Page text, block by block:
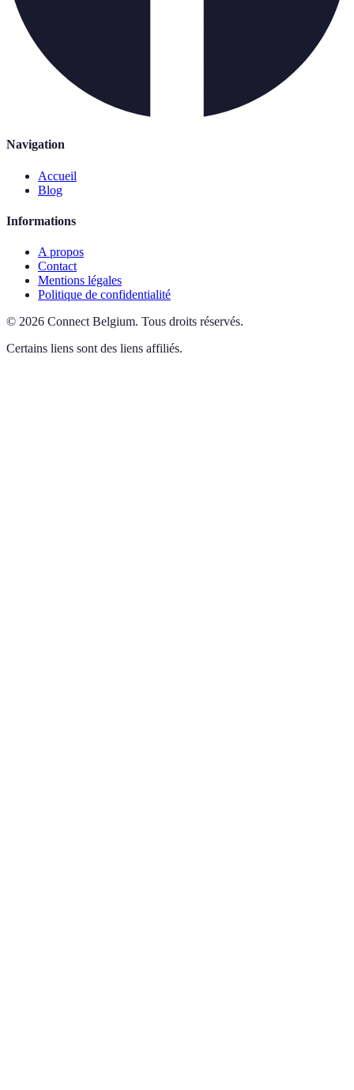
Navigation
Accueil
Blog
Informations
A propos
Contact
Mentions légales
Politique de confidentialité
© 2026 Connect Belgium. Tous droits réservés.
Certains liens sont des liens affiliés.